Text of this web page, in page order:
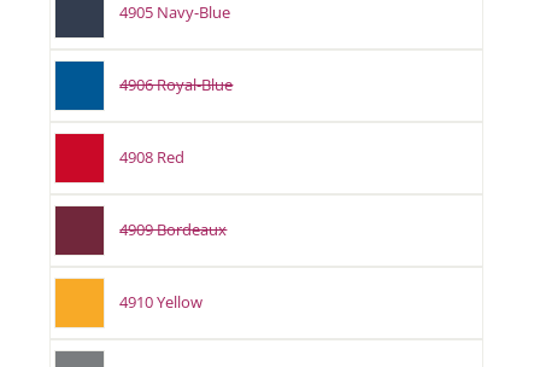
4905 Navy-Blue
4906 Royal-Blue
4908 Red
4909 Bordeaux
4910 Yellow